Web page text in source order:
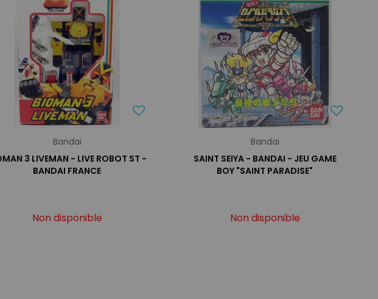
Bandai
3 LIVEMAN - LIVE ROBOT ST -
BANDAI FRANCE
Non disponible
Bandai
SAINT SEIYA - BANDAI - JEU GAME
BOY "SAINT PARADISE"
Non disponible